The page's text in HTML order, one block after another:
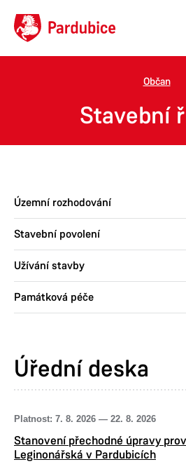
Turista
Město
Občan
Stavební
Územní rozhodování
Stavební povolení
Užívání stavby
Památková péče
Úřední deska
Platnost: 7. 8. 2026 — 22. 8. 2026
Stanovení přechodné úpravy
Leginonářská v Pardubicích